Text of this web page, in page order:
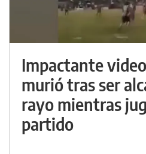
Impactante
murió tras ser
rayo mientras
partido